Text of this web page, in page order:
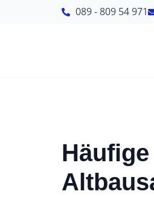
089 - 809 54 971